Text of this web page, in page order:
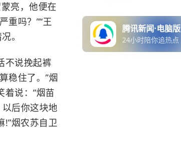
亮，他便在
重吗？”“王
。
不说挽起裤
稳住了。”烟
说：“烟苗
后你这块地
!”烟农苏自卫
腾讯新闻·电脑版
24小时陪你追热点